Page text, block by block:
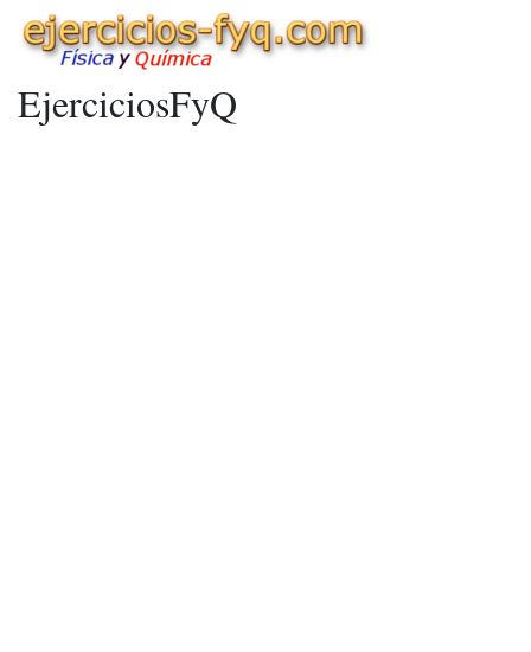
EjerciciosFyQ